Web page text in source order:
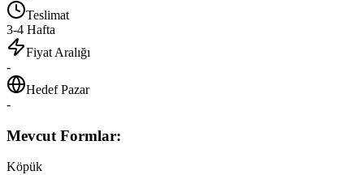
Teslimat
3-4 Hafta
Fiyat Aralığı
-
Hedef Pazar
-
Mevcut Formlar:
Köpük